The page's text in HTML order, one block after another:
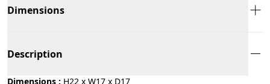
Dimensions
Description
Dimensions : H22 x W17 x D17